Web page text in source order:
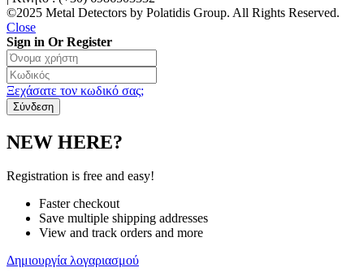
©2025 Metal Detectors by Polatidis Group. All Rights Reserved.
Close
Sign in Or Register
Ξεχάσατε τον κωδικό σας;
NEW HERE?
Registration is free and easy!
Faster checkout
Save multiple shipping addresses
View and track orders and more
Δημιουργία λογαριασμού